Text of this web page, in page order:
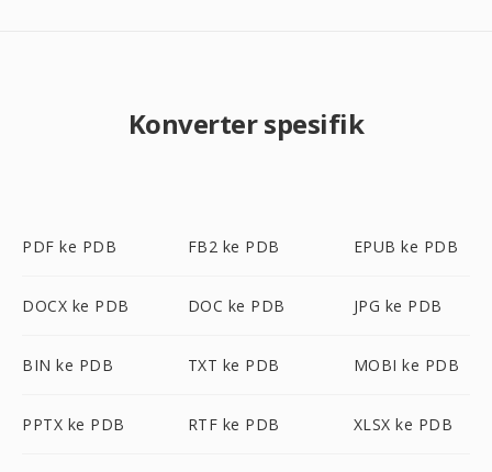
Konverter spesifik
PDF ke PDB FB2 ke PDB EPUB ke PDB
DOCX ke PDB DOC ke PDB JPG ke PDB
BIN ke PDB TXT ke PDB MOBI ke PDB
PPTX ke PDB RTF ke PDB XLSX ke PDB